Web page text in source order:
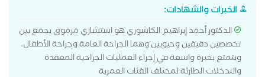
الخبرات والشهادات:
الدكتور أحمد إبراهيم الكاشوري هو استشاري مرموق يجمع بين
تخصصين دقيقين وحيويين وهما الجراحة العامة وجراحة الأطفال،
ويتمتع بخبرة واسعة في إجراء العمليات الجراحية المعقدة
والتدخلات الطارئة لمختلف الفئات العمرية